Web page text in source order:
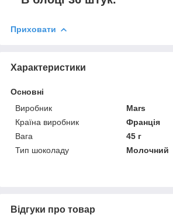
Приховати
Характеристики
Основні
Виробник
Mars
Країна виробник
Франція
Вага
45 г
Тип шоколаду
Молочний
Відгуки про товар